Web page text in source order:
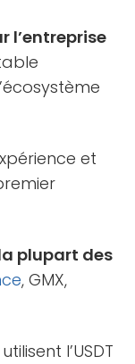
l’entreprise
et
plupart des
, GMX,
l’USDT